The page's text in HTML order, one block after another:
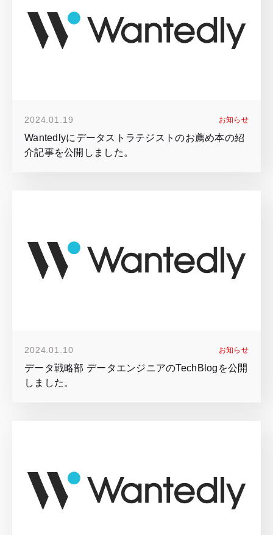
2024.01.19 お知らせ
Wantedlyにデータストラテジストのお薦め本の紹
介記事を公開しました。
2024.01.10 お知らせ
データ戦略部 データエンジニアのTechBlogを公開
しました。